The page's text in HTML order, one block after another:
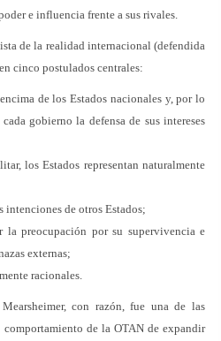
e influencia frente a sus rivales.
de la realidad internacional (defendida
cinco postulados centrales:
de los Estados nacionales y, por lo
gobierno la defensa de sus intereses
los Estados representan naturalmente
intenciones de otros Estados;
la preocupación por su supervivencia e
externas;
racionales.
con razón, fue una de las
de la OTAN de expandir